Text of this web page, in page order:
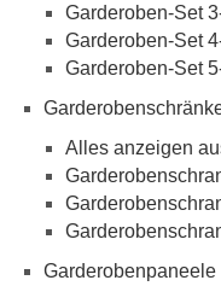
Garderoben-Set
Garderoben-Set
Garderoben-Set
Alles anzeigen
Garderobenpaneele